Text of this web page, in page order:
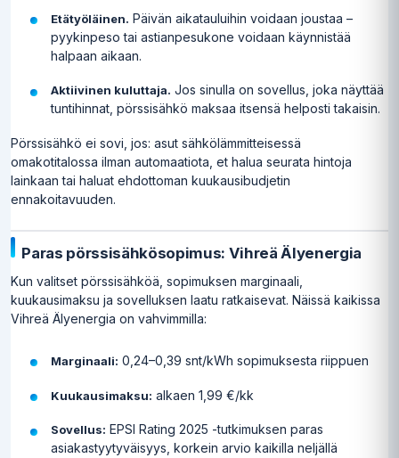
Etätyöläinen. Päivän aikatauluihin voidaan joustaa –
pyykinpeso tai astianpesukone voidaan käynnistää
halpaan aikaan.
Aktiivinen kuluttaja. Jos sinulla on sovellus, joka näyttää
tuntihinnat, pörssisähkö maksaa itsensä helposti takaisin.
Pörssisähkö ei sovi, jos: asut sähkölämmitteisessä
omakotitalossa ilman automaatiota, et halua seurata hintoja
lainkaan tai haluat ehdottoman kuukausibudjetin
ennakoitavuuden.
Paras pörssisähkösopimus: Vihreä Älyenergia
Kun valitset pörssisähköä, sopimuksen marginaali,
kuukausimaksu ja sovelluksen laatu ratkaisevat. Näissä kaikissa
Vihreä Älyenergia on vahvimmilla:
Marginaali: 0,24–0,39 snt/kWh sopimuksesta riippuen
Kuukausimaksu: alkaen 1,99 €/kk
Sovellus: EPSI Rating 2025 -tutkimuksen paras
asiakastyytyväisyys, korkein arvio kaikilla neljällä